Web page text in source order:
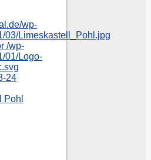
wp-
03/Limeskastell_Pohl.jpg
/wp-
01/Logo-
24
Pohl